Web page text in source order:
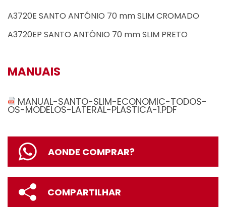
A3720E SANTO ANTÔNIO 70 mm SLIM CROMADO
A3720EP SANTO ANTÔNIO 70 mm SLIM PRETO
MANUAIS
MANUAL-SANTO-SLIM-ECONOMIC-TODOS-
OS-MODELOS-LATERAL-PLASTICA-1.PDF
AONDE COMPRAR?
COMPARTILHAR